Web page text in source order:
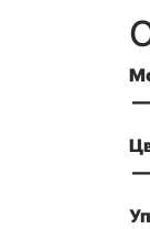
—
—